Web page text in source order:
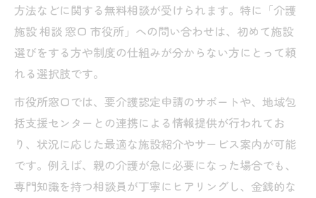
方法などに関する無料相談が受けられます。特に「介護
施設 相談 窓口 市役所」への問い合わせは、初めて施設
選びをする方や制度の仕組みが分からない方にとって頼
れる選択肢です。
市役所窓口では、要介護認定申請のサポートや、地域包
括支援センターとの連携による情報提供が行われてお
り、状況に応じた最適な施設紹介やサービス案内が可能
です。例えば、親の介護が急に必要になった場合でも、
専門知識を持つ相談員が丁寧にヒアリングし、金銭的な